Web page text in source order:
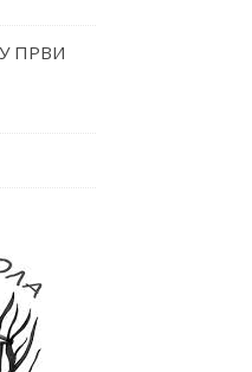
ПРВИ